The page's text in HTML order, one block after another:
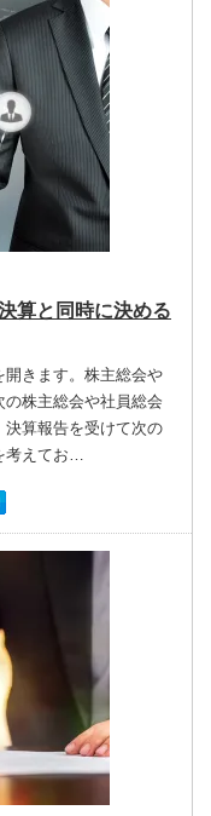
算と同時に決める
きます。株主総会や
株主総会や社員総会
決算報告を受けて次の
考えてお…